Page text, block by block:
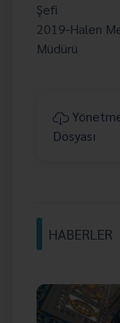
Şefi
2019-Halen
Müdürü
Dosyası
HABERLER